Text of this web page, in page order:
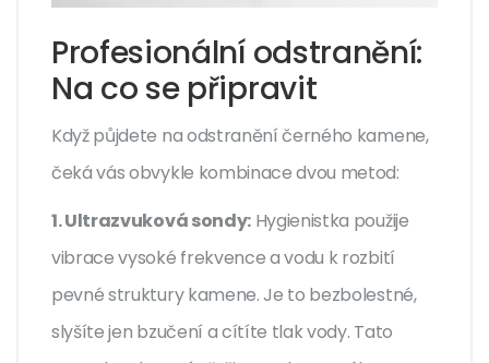
Profesionální odstranění:
Na co se připravit
Když půjdete na odstranění černého kamene,
čeká vás obvykle kombinace dvou metod:
1. Ultrazvuková sondy:Hygienistka použije
vibrace vysoké frekvence a vodu k rozbití
pevné struktury kamene. Je to bezbolestné,
slyšíte jen bzučení a cítíte tlak vody. Tato